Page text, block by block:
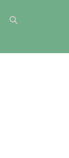
Basculer